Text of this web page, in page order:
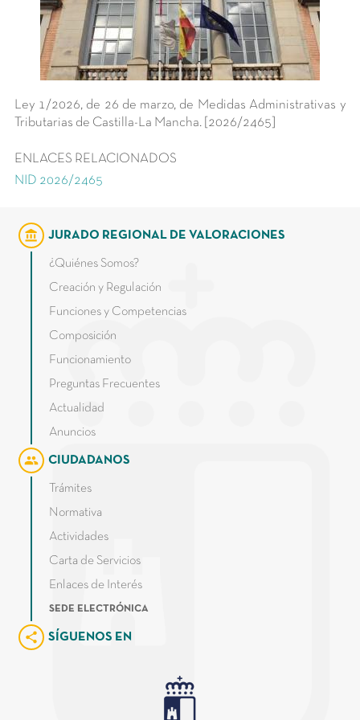
Ley 1/2026, de 26 de marzo, de Medidas Administrativas y
Tributarias de Castilla-La Mancha. [2026/2465]
ENLACES RELACIONADOS
NID 2026/2465
account_balance JURADO REGIONAL DE VALORACIONES
¿Quiénes Somos?
Creación y Regulación
Funciones y Competencias
Composición
Funcionamiento
Preguntas Frecuentes
Actualidad
Anuncios
group CIUDADANOS
Trámites
Normativa
Actividades
Carta de Servicios
Enlaces de Interés
SEDE ELECTRÓNICA
share SÍGUENOS EN